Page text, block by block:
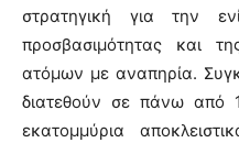
στρατηγική για την
προσβασιμότητας και
ατόμων με αναπηρία.
διατεθούν σε πάνω από
εκατομμύρια